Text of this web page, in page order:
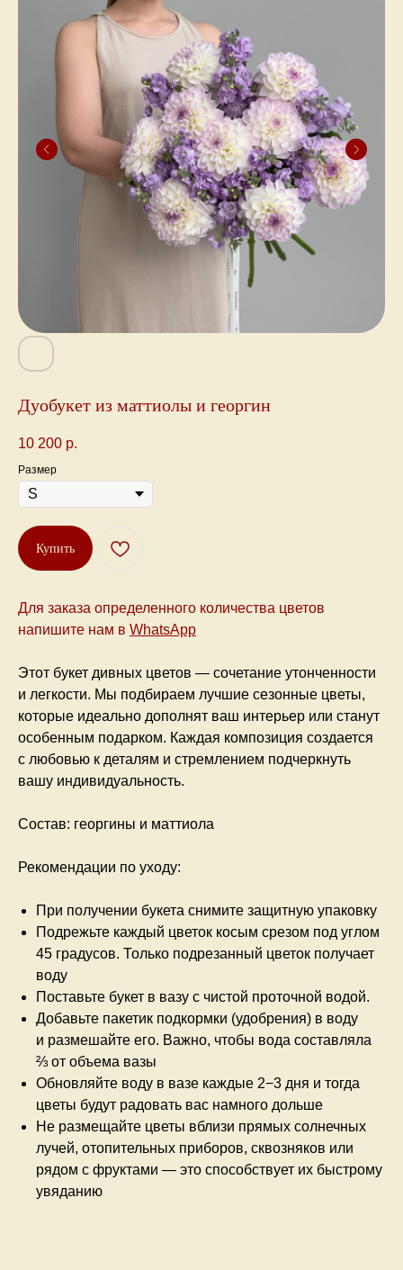
Дуобукет из маттиолы и георгин
10 200 р.
Размер
Купить
Для заказа определенного количества цветов
напишите нам в WhatsApp
Этот букет дивных цветов — сочетание утонченности
и легкости. Мы подбираем лучшие сезонные цветы,
которые идеально дополнят ваш интерьер или станут
особенным подарком. Каждая композиция создается
с любовью к деталям и стремлением подчеркнуть
вашу индивидуальность.
Состав: георгины и маттиола
Рекомендации по уходу:
При получении букета снимите защитную упаковку
Подрежьте каждый цветок косым срезом под углом
45 градусов. Только подрезанный цветок получает
воду
Поставьте букет в вазу с чистой проточной водой.
Добавьте пакетик подкормки (удобрения) в воду
и размешайте его. Важно, чтобы вода составляла
⅔ от объема вазы
Обновляйте воду в вазе каждые 2−3 дня и тогда
цветы будут радовать вас намного дольше
Не размещайте цветы вблизи прямых солнечных
лучей, отопительных приборов, сквозняков или
рядом с фруктами — это способствует их быстрому
увяданию